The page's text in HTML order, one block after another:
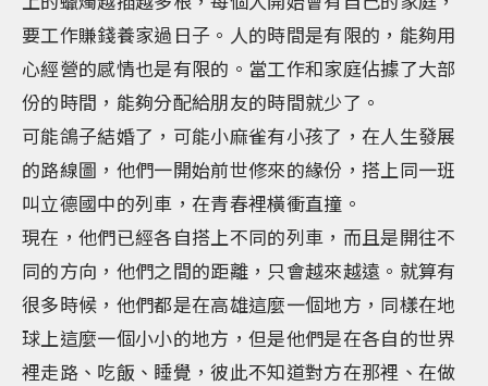
要工作賺錢養家過日子。人的時間是有限的，能夠用
心經營的感情也是有限的。當工作和家庭佔據了大部
份的時間，能夠分配給朋友的時間就少了。
可能鴿子結婚了，可能小麻雀有小孩了，在人生發展
的路線圖，他們一開始前世修來的緣份，搭上同一班
叫立德國中的列車，在青春裡橫衝直撞。
現在，他們已經各自搭上不同的列車，而且是開往不
同的方向，他們之間的距離，只會越來越遠。就算有
很多時候，他們都是在高雄這麼一個地方，同樣在地
球上這麼一個小小的地方，但是他們是在各自的世界
裡走路、吃飯、睡覺，彼此不知道對方在那裡、在做